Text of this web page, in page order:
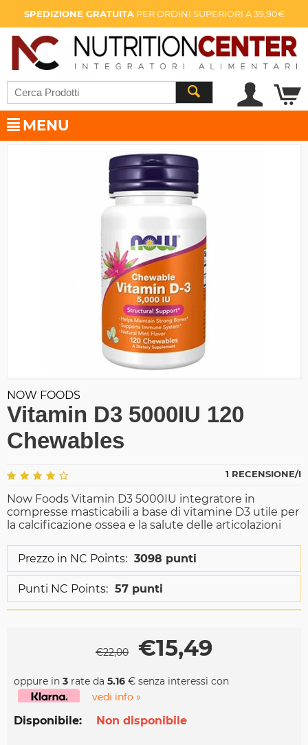
SPEDIZIONE GRATUITAPER ORDINI SUPERIORI A 39,90€
MENU
NOW FOODS
Vitamin D3 5000IU 120
Chewables
1 RECENSIONE/I
Now Foods Vitamin D3 5000IU integratore in
compresse masticabili a base di vitamine D3 utile per
la calcificazione ossea e la salute delle articolazioni
Prezzo in NC Points: 3098 punti
Punti NC Points: 57 punti
€22,00 €15,49
oppure in 3 rate da 5.16 € senza interessi con
vedi info »
Disponibile: Non disponibile